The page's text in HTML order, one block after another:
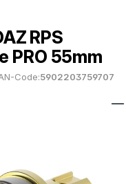
RPS
PRO 55mm
Code:5902203759707